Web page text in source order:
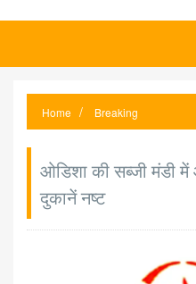
Home Breaking
ओडिशा की सब्जी मंडी
दुकानें नष्ट